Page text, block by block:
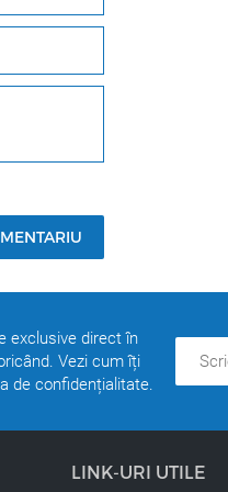
acestui lucru, puteți
exclusive direct în
Vezi cum îți
de confidențialitate.
LINK-URI UTILE